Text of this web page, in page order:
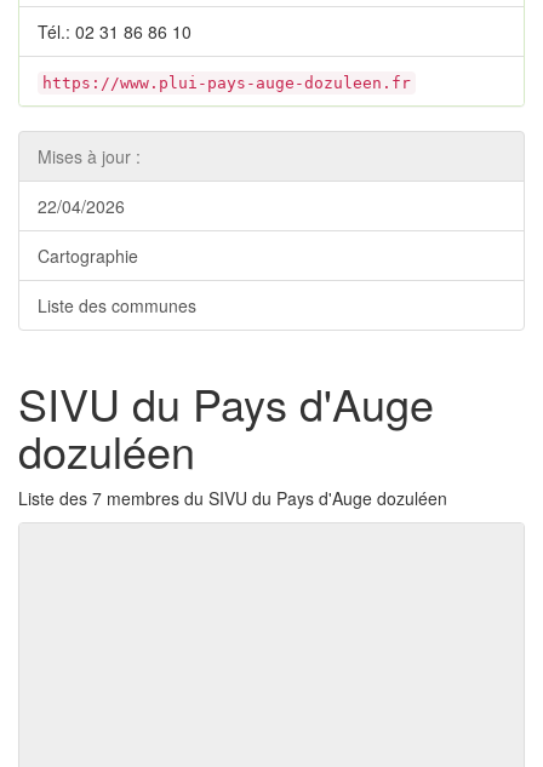
Tél.: 02 31 86 86 10
https://www.plui-pays-auge-dozuleen.fr
Mises à jour :
22/04/2026
Cartographie
Liste des communes
SIVU du Pays d'Auge
dozuléen
Liste des 7 membres du SIVU du Pays d'Auge dozuléen